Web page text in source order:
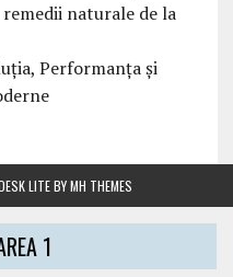
naturale de la
Performanța și
LITE BYMH THEMES
1